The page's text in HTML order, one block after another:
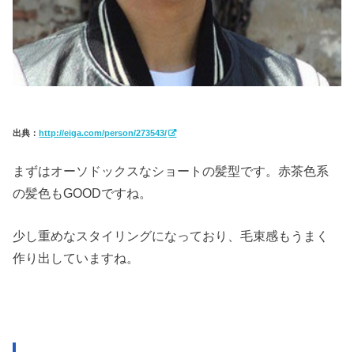
出典：http://eiga.com/person/273543/
まずはオーソドックスなショートの髪型です。赤茶色系
の髪色もGOODですね。
少し重めなスタイリングになっており、毛束感もうまく
作り出していますね。